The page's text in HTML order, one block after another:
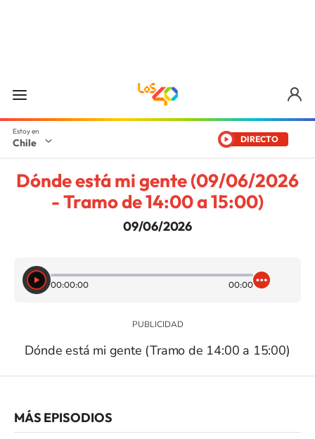
Chile DIRECTO
Dónde está mi gente (09/06/2026
- Tramo de 14:00 a 15:00)
09/06/2026
00:00:00 00:00
Dónde está mi gente (Tramo de 14:00 a 15:00)
MÁS EPISODIOS